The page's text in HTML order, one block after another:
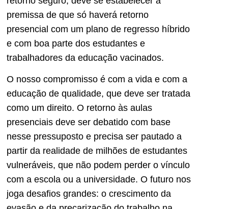
premissa de que só haverá retorno
presencial com um plano de regresso híbrido
e com boa parte dos estudantes e
trabalhadores da educação vacinados.
O nosso compromisso é com a vida e com a
educação de qualidade, que deve ser tratada
como um direito. O retorno às aulas
presenciais deve ser debatido com base
nesse pressuposto e precisa ser pautado a
partir da realidade de milhões de estudantes
vulneráveis, que não podem perder o vínculo
com a escola ou a universidade. O futuro nos
joga desafios grandes: o crescimento da